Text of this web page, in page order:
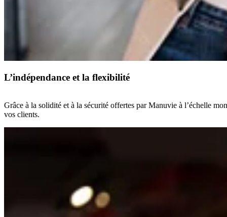
L’indépendance et la flexibilité
Grâce à la solidité et à la sécurité offertes par Manuvie à l’échelle
vos clients.